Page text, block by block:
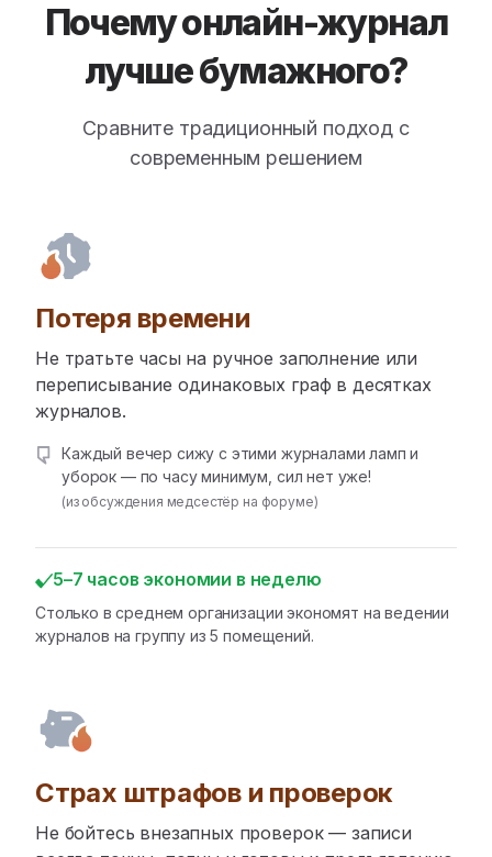
Почему онлайн-журнал
лучше бумажного?
Сравните традиционный подход с
современным решением
Потеря времени
Не тратьте часы на ручное заполнение или
переписывание одинаковых граф в десятках
журналов.
Каждый вечер сижу с этими журналами ламп и
уборок — по часу минимум, сил нет уже!
(из обсуждения медсестёр на форуме)
5–7 часов экономии в неделю
Столько в среднем организации экономят на ведении
журналов на группу из 5 помещений.
Страх штрафов и проверок
Не бойтесь внезапных проверок — записи